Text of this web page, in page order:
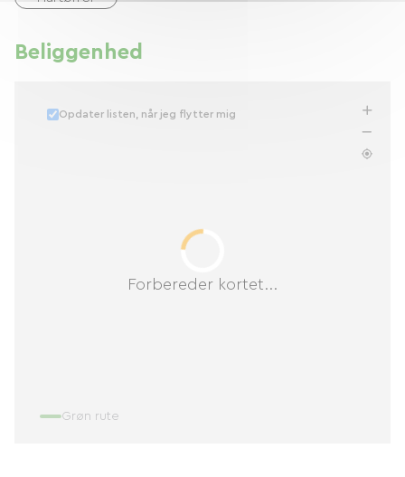
Beliggenhed
Forbereder kortet...
Opdater listen, når jeg flytter mig
Grøn rute